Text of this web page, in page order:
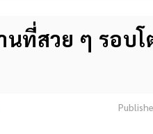
นที่สวย ๆ รอบโ